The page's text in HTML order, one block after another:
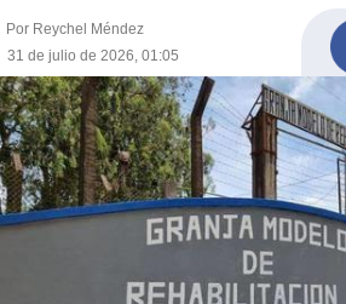
Por Reychel Méndez
31 de julio de 2026, 01:05